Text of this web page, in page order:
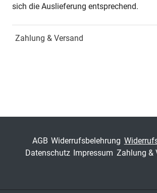
Fachdisziplin
Band 170
sich die Auslieferung entsprechend.
Zahlung & Versand
AGB Widerrufsbelehrung
Datenschutz Impressum Zahlung &